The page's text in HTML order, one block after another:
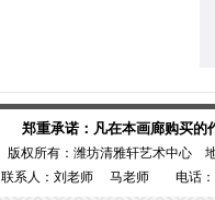
郑重承诺：凡在本画廊购买的
版权所有：潍坊清雅轩艺术中心
联系人：刘老师 马老师 电话